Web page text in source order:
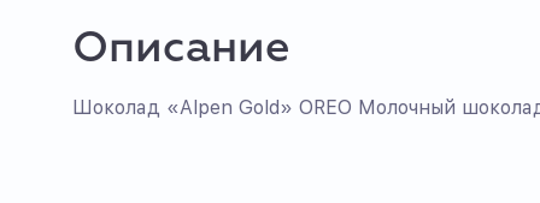
Описание
Шоколад «Alpen Gold» OREO Молочный